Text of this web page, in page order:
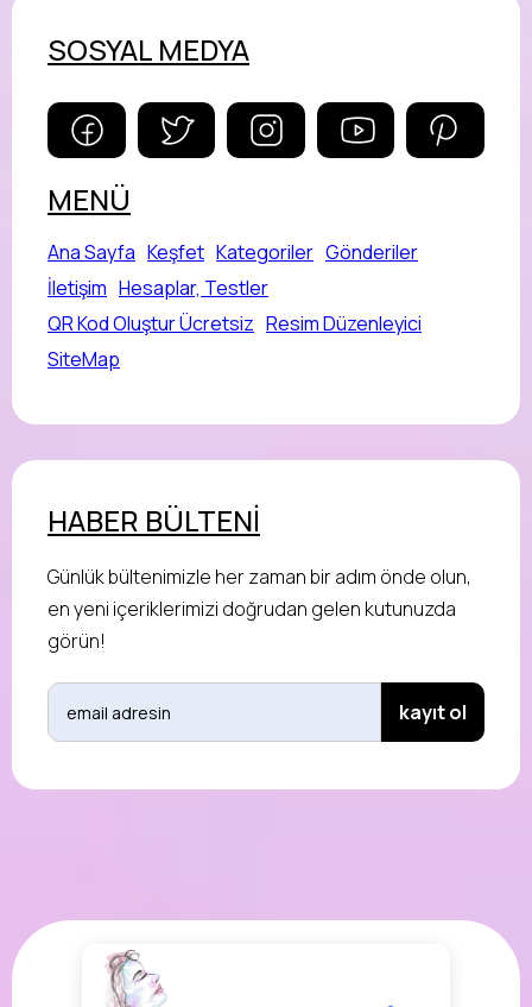
SOSYAL MEDYA
MENÜ
Ana Sayfa Keşfet Kategoriler Gönderiler
İletişim Hesaplar, Testler
QR Kod Oluştur Ücretsiz Resim Düzenleyici
SiteMap
HABER BÜLTENİ
Günlük bültenimizle her zaman bir adım önde olun,
en yeni içeriklerimizi doğrudan gelen kutunuzda
görün!